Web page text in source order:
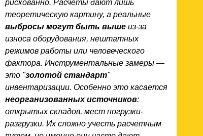
рискованно. Расчеты дают лишь
теоретическую картину, а реальные
выбросы могут быть выше из-за
износа оборудования, нештатных
режимов работы или человеческого
фактора. Инструментальные замеры —
это "золотой стандарт"
инвентаризации. Особенно это касается
неорганизованных источников:
открытых складов, мест погрузки-
разгрузки. Их сложно учесть расчетным